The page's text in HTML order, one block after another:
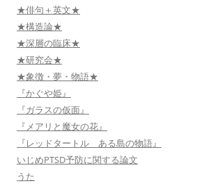
★俳句＋英文★
★構造論★
★深層の臨床★
★研究会★
★象徴・夢・物語★
『かぐや姫』
『ガラスの仮面』
『メアリと魔女の花』
『レッドタートル ある島の物語』
いじめPTSD予防に関する論文
うた